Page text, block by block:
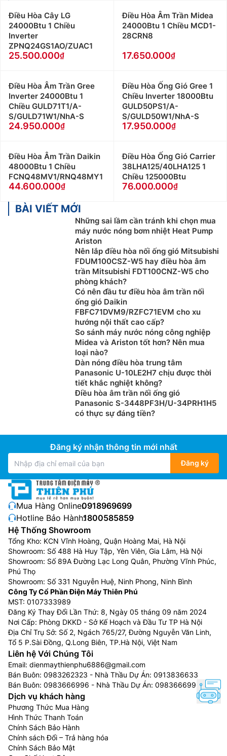
Điều Hòa Cây LG
24000Btu 1 Chiều
Inverter
ZPNQ24GS1AO/ZUAC1
25.500.000
Điều Hòa Âm Trần Midea
24000Btu 1 Chiều MCD1-
28CRN8
17.650.000
Điều Hòa Âm Trần Gree
Inverter 24000Btu 1
Chiều GULD71T1/A-
S/GULD71W1/NhA-S
24.950.000
Điều Hòa Ống Gió Gree 1
Chiều Inverter 18000Btu
GULD50PS1/A-
S/GULD50W1/NhA-S
17.950.000
Điều Hòa Âm Trần Daikin
48000Btu 1 Chiều
FCNQ48MV1/RNQ48MY1
44.600.000
Điều Hòa Ống Gió Carrier
38LHA125/40LHA125 1
Chiều 125000Btu
76.000.000
BÀI VIẾT MỚI
Những sai lầm cần tránh khi chọn mua
máy nước nóng bơm nhiệt Heat Pump
Ariston
Nên lắp điều hòa nối ống gió Mitsubishi
FDUM100CSZ-W5 hay điều hòa âm
trần Mitsubishi FDT100CNZ-W5 cho
phòng khách?
Có nên đầu tư điều hòa âm trần nối
ống gió Daikin
FBFC71DVM9/RZFC71EVM cho xu
hướng nội thất cao cấp?
So sánh máy nước nóng công nghiệp
Midea và Ariston tốt hơn? Nên mua
loại nào?
Dàn nóng điều hòa trung tâm
Panasonic U-10LE2H7 chịu được thời
tiết khắc nghiệt không?
Điều hòa âm trần nối ống gió
Panasonic S-3448PF3H/U-34PRH1H5
có thực sự đáng tiền?
Đăng ký nhận thông tin mới nhất
Đăng ký
Mua Hàng Online:0918969699
Hotline Bảo Hành:1800585859
Hệ Thống Showroom
Tổng Kho: KCN Vĩnh Hoàng, Quận Hoàng Mai, Hà Nội
Showroom: Số 488 Hà Huy Tập, Yên Viên, Gia Lâm, Hà Nội
Showroom: Số 89A Đường Lạc Long Quân, Phường Vĩnh Phúc,
Phú Thọ
Showroom: Số 331 Nguyễn Huệ, Ninh Phong, Ninh Bình
Công Ty Cổ Phần Điện Máy Thiên Phú
MST: 0107333989
Đăng Ký Thay Đổi Lần Thứ: 8, Ngày 05 tháng 09 năm 2024
Nơi Cấp: Phòng DKKD - Sở Kế Hoạch và Đầu Tư TP Hà Nội
Địa Chỉ Trụ Sở: Số 2, Ngách 765/27, Đường Nguyễn Văn Linh,
Tổ 5 P.Sài Đồng, Q.Long Biên, TP.Hà Nội, Việt Nam
Liên hệ Với Chúng Tôi
Email: dienmaythienphu6886@gmail.com
Bán Buôn: 0983262323 - Nhà Thầu Dự Án: 0913836633
Bán Buôn: 0983666996 - Nhà Thầu Dự Án: 0983666996
Dịch vụ khách hàng
Phương Thức Mua Hàng
Hình Thức Thanh Toán
Chính Sách Bảo Hành
Chính sách Đổi – Trả hàng hóa
Chính Sách Bảo Mật